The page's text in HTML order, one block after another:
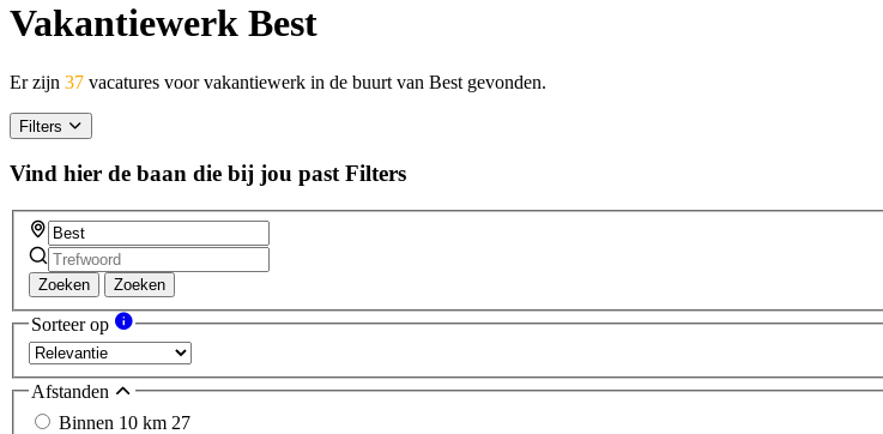
Vakantiewerk Best
Er zijn 37 vacatures voor vakantiewerk in de buurt van Best gevonden.
Filters
Vind hier de baan die bij jou past Filters
Zoeken Zoeken
Sorteer op
Afstanden
Binnen 10 km 27